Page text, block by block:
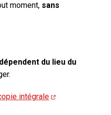
moment, sans
dépendent du lieu du
intégrale